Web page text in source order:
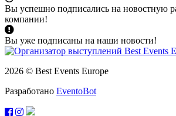
Вы успешно подписались на новостную
компании!
Вы уже подписаны на наши новости!
2026 © Best Events Europe
Разработано EventoBot